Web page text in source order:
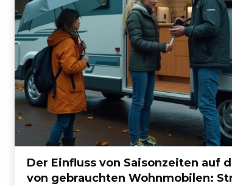
Der Einfluss von Saisonzeiten auf
von gebrauchten Wohnmobilen: